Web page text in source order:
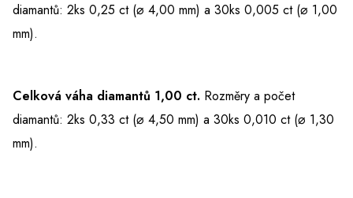
diamantů: 2ks 0,25 ct (⌀ 4,00 mm) a 30ks 0,005 ct (⌀ 1,00
mm).
Celková váha diamantů 1,00 ct. Rozměry a počet
diamantů: 2ks 0,33 ct (⌀ 4,50 mm) a 30ks 0,010 ct (⌀ 1,30
mm).